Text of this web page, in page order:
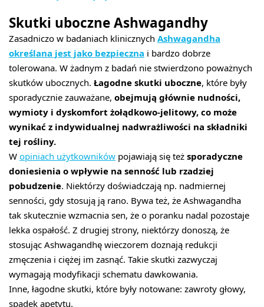
Skutki uboczne Ashwagandhy
Zasadniczo w badaniach klinicznych Ashwagandha
określana jest jako bezpieczna i bardzo dobrze
tolerowana. W żadnym z badań nie stwierdzono poważnych
skutków ubocznych. Łagodne skutki uboczne , które były
sporadycznie zauważane, obejmują głównie nudności,
wymioty i dyskomfort żołądkowo-jelitowy, co może
wynikać z indywidualnej nadwrażliwości na składniki
tej rośliny.
W opiniach użytkowników pojawiają się też sporadyczne
doniesienia o wpływie na senność lub rzadziej
pobudzenie . Niektórzy doświadczają np. nadmiernej
senności, gdy stosują ją rano. Bywa też, że Ashwagandha
tak skutecznie wzmacnia sen, że o poranku nadal pozostaje
lekka ospałość. Z drugiej strony, niektórzy donoszą, że
stosując Ashwagandhę wieczorem doznają redukcji
zmęczenia i ciężej im zasnąć. Takie skutki zazwyczaj
wymagają modyfikacji schematu dawkowania.
Inne, łagodne skutki, które były notowane: zawroty głowy,
spadek apetytu.